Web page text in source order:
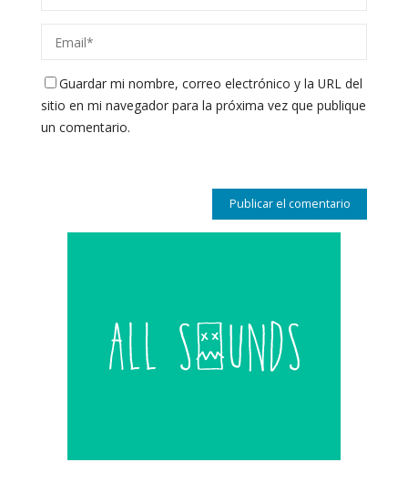
Guardar mi nombre, correo electrónico y la URL del
sitio en mi navegador para la próxima vez que publique
un comentario.